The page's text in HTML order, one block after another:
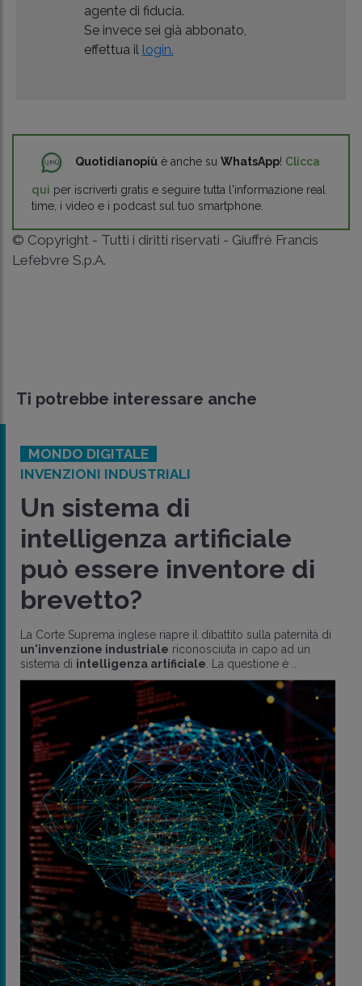
agente di fiducia.
Se invece sei già abbonato,
effettua il login.
Quotidianopiù è anche su WhatsApp! Clicca
qui per iscriverti gratis e seguire tutta l'informazione real
time, i video e i podcast sul tuo smartphone.
© Copyright - Tutti i diritti riservati - Giuffrè Francis
Lefebvre S.p.A.
Ti potrebbe interessare anche
MONDO DIGITALE
INVENZIONI INDUSTRIALI
Un sistema di
intelligenza artificiale
può essere inventore di
brevetto?
La Corte Suprema inglese riapre il dibattito sulla paternità di
un'invenzione industriale riconosciuta in capo ad un
sistema di intelligenza artificiale . La questione è ..